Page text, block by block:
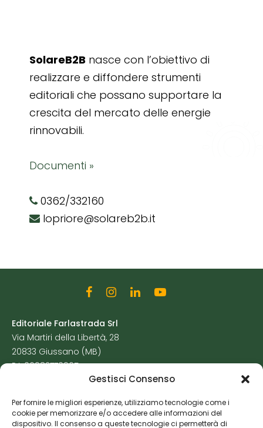
Gestisci Consenso
Per fornire le migliori esperienze, utilizziamo tecnologie come i
cookie per memorizzare e/o accedere alle informazioni del
dispositivo. Il consenso a queste tecnologie ci permetterà di
SolareB2B nasce con l’obiettivo di
realizzare e diffondere strumenti
editoriali che possano supportare la
crescita del mercato delle energie
rinnovabili.
Documenti »
0362/332160
lopriore@solareb2b.it
Editoriale Farlastrada Srl
Via Martiri della Libertà, 28
20833 Giussano (MB)
P.I. 06982770965
Cookie Policy
Risorse Aggiuntive